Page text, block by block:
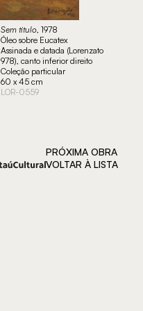
Sem título, 1978
Óleo sobre Eucatex
Assinada e datada (Lorenzato
978), canto inferior direito
Coleção particular
60 x 45 cm
LOR-0559
PRÓXIMA OBRA
VOLTAR À LISTA